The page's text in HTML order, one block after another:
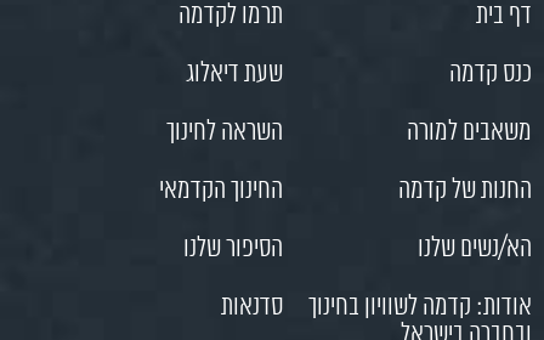
דף בית
תרמו לקדמה
כנס קדמה
שעת דיאלוג
משאבים למורה
השראה לחינוך
החנות של קדמה
החינוך הקדמאי
הא/נשים שלנו
הסיפור שלנו
אודות: קדמה לשוויון בחינוך
סדנאות